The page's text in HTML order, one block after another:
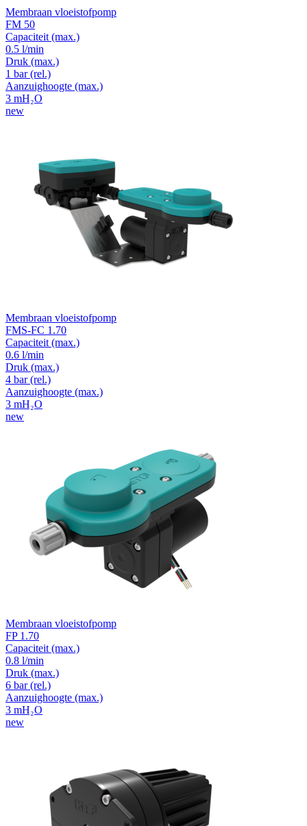
Membraan vloeistofpomp
FM 50
Capaciteit (max.)
0.5 l/min
Druk (max.)
1 bar (rel.)
Aanzuighoogte (max.)
3 mH₂O
new
Membraan vloeistofpomp
FMS-FC 1.70
Capaciteit (max.)
0.6 l/min
Druk (max.)
4 bar (rel.)
Aanzuighoogte (max.)
3 mH₂O
new
Membraan vloeistofpomp
FP 1.70
Capaciteit (max.)
0.8 l/min
Druk (max.)
6 bar (rel.)
Aanzuighoogte (max.)
3 mH₂O
new